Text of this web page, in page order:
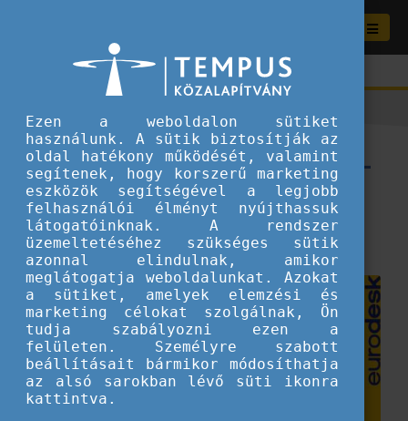
Kérdésed van? Kezdd velünk –
Infografika
2024.07.16.
Tippek és ötletek fiataloknak
Ezen a weboldalon sütiket
használunk. A sütik biztosítják az
oldal hatékony működését, valamint
segítenek, hogy korszerű marketing
eszközök segítségével a legjobb
felhasználói élményt nyújthassuk
látogatóinknak. A rendszer
üzemeltetéséhez szükséges sütik
azonnal elindulnak, amikor
meglátogatja weboldalunkat. Azokat
a sütiket, amelyek elemzési és
marketing célokat szolgálnak, Ön
tudja szabályozni ezen a
felületen. Személyre szabott
beállításait bármikor módosíthatja
az alsó sarokban lévő süti ikonra
kattintva.